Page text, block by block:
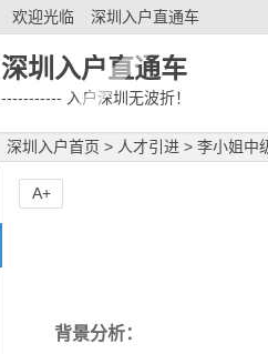
欢迎光临 深圳入户直通车
深圳入户直通车
----------- 入户深圳无波折！
深圳入户首页 > 人才引进 > 李小姐中
A+
背景分析：